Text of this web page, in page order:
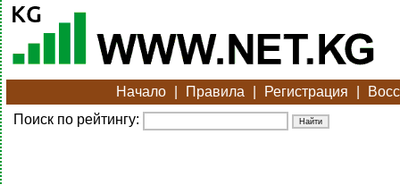
Начало Правила Регистрация
Поиск по рейтингу: